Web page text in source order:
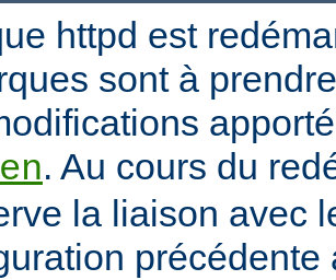
httpd est
sont à
. Au cours du
la liaison avec
précédente